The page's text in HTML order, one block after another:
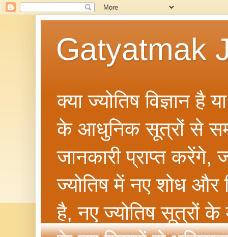
Gatyatmak
क्या ज्योतिष विज्ञान
के आधुनिक सूत्रों से
जानकारी प्राप्त करेंगे,
ज्योतिष में नए शोध और
है, नए ज्योतिष सूत्रों